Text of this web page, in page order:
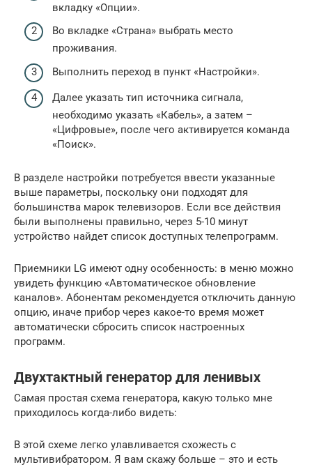
вкладку «Опции».
Во вкладке «Страна» выбрать место
проживания.
Выполнить переход в пункт «Настройки».
Далее указать тип источника сигнала,
необходимо указать «Кабель», а затем –
«Цифровые», после чего активируется команда
«Поиск».
В разделе настройки потребуется ввести указанные
выше параметры, поскольку они подходят для
большинства марок телевизоров. Если все действия
были выполнены правильно, через 5-10 минут
устройство найдет список доступных телепрограмм.
Приемники LG имеют одну особенность: в меню можно
увидеть функцию «Автоматическое обновление
каналов». Абонентам рекомендуется отключить данную
опцию, иначе прибор через какое-то время может
автоматически сбросить список настроенных
программ.
Двухтактный генератор для ленивых
Самая простая схема генератора, какую только мне
приходилось когда-либо видеть:
В этой схеме легко улавливается схожесть с
мультивибратором. Я вам скажу больше – это и есть